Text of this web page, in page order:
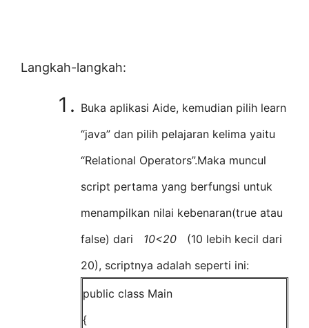
Langkah-langkah:
Buka aplikasi Aide, kemudian pilih learn
“java” dan pilih pelajaran kelima yaitu
“Relational Operators”.Maka muncul
script pertama yang berfungsi untuk
menampilkan nilai kebenaran(true atau
false) dari 10<20 (10 lebih kecil dari
20), scriptnya adalah seperti ini:
public class Main
{